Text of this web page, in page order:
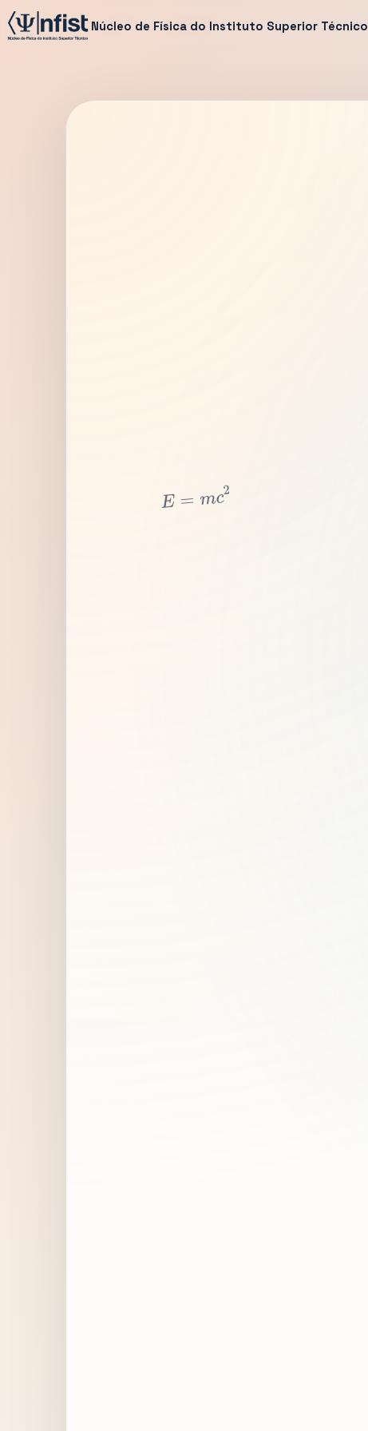
Núcleo de Física do Instituto Superior Técnico
E= 2